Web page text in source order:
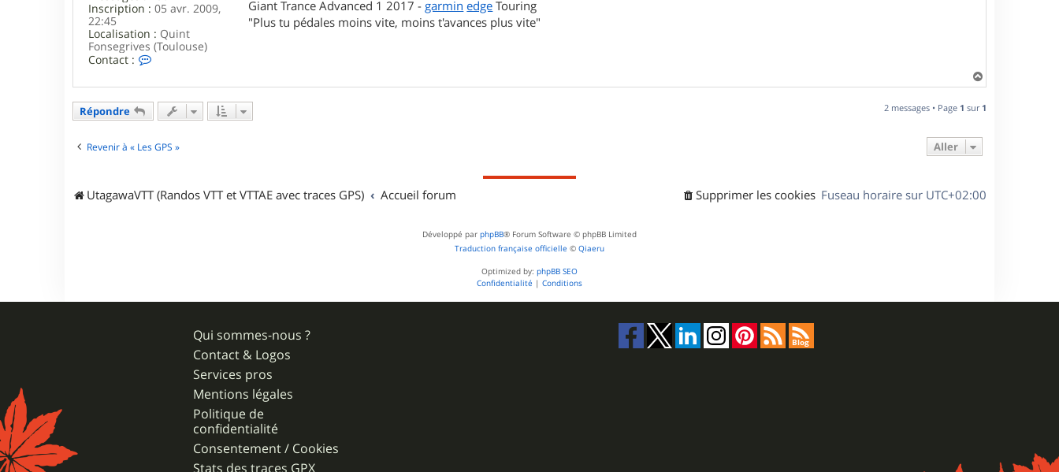
Inscription : 05 avr. 2009,
22:45
Localisation : Quint
Fonsegrives (Toulouse)
Contact :
n
c
e
t
Giant Trance Advanced 1 2017 - garmin edge Touring
"Plus tu pédales moins vite, moins t'avances plus vite"
a
t
Répondre 2 messages • Page 1 sur 1
Revenir à « Les GPS » Aller
UtagawaVTT (Randos VTT et VTTAE avec traces GPS) Accueil forum Fuseau horaire sur UTC+02:00
Supprimer les cookies
Développé par phpBB® Forum Software © phpBB Limited
Traduction française officielle © Qiaeru
Optimized by: phpBB SEO
Confidentialité | Conditions
Qui sommes-nous ?
Contact & Logos
Services pros
Mentions légales
Politique de
confidentialité
Consentement / Cookies
Stats des traces GPX